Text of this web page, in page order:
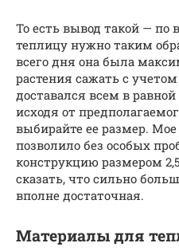
То есть вывод такой — по
теплицу нужно таким
всего дня она была
растения сажать с
доставался всем в
исходя от
выбирайте ее размер. Мое
позволило без особых
конструкцию размером
сказать, что сильно
вполне достаточная.
Материалы для